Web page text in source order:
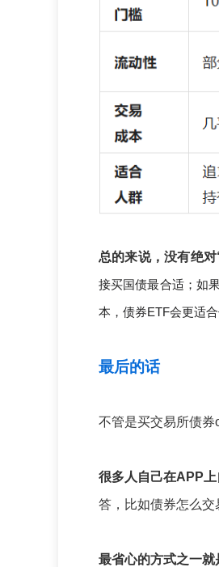
总的来说，没有绝
接买国债最合适；如
本，债券ETF会更适合
最后的话
不管是买交易所债券
很多人自己在APP
答，比如债券怎么交
最省心的方式之一